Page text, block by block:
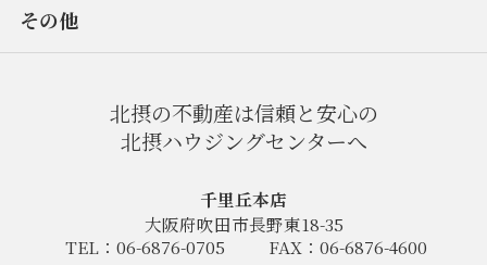
その他
北摂の不動産は信頼と安心の
北摂ハウジングセンターへ
千里丘本店
大阪府吹田市長野東18-35
TEL：06-6876-0705
FAX：06-6876-4600